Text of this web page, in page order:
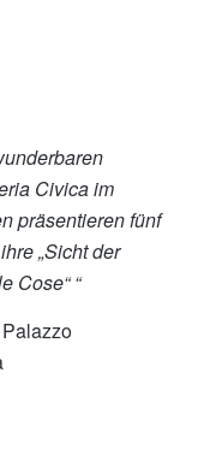
Civica im
präsentieren fünf
„Sicht der
Cose“ “